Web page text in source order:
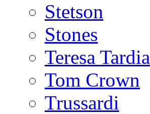
Stetson
Stones
Teresa Tardia
Tom Crown
Trussardi